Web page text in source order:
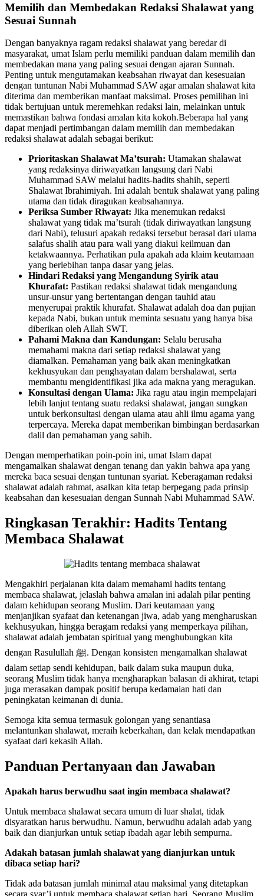
Memilih dan Membedakan Redaksi Shalawat yang
Sesuai Sunnah
Dengan banyaknya ragam redaksi shalawat yang beredar di
masyarakat, umat Islam perlu memiliki panduan dalam memilih dan
membedakan mana yang paling sesuai dengan ajaran Sunnah.
Penting untuk mengutamakan keabsahan riwayat dan kesesuaian
dengan tuntunan Nabi Muhammad SAW agar amalan shalawat kita
diterima dan memberikan manfaat maksimal. Proses pemilihan ini
tidak bertujuan untuk meremehkan redaksi lain, melainkan untuk
memastikan bahwa fondasi amalan kita kokoh.Beberapa hal yang
dapat menjadi pertimbangan dalam memilih dan membedakan
redaksi shalawat adalah sebagai berikut:
Prioritaskan Shalawat Ma’tsurah: Utamakan shalawat
yang redaksinya diriwayatkan langsung dari Nabi
Muhammad SAW melalui hadits-hadits shahih, seperti
Shalawat Ibrahimiyah. Ini adalah bentuk shalawat yang paling
utama dan tidak diragukan keabsahannya.
Periksa Sumber Riwayat: Jika menemukan redaksi
shalawat yang tidak ma’tsurah (tidak diriwayatkan langsung
dari Nabi), telusuri apakah redaksi tersebut berasal dari ulama
salafus shalih atau para wali yang diakui keilmuan dan
ketakwaannya. Perhatikan pula apakah ada klaim keutamaan
yang berlebihan tanpa dasar yang jelas.
Hindari Redaksi yang Mengandung Syirik atau
Khurafat: Pastikan redaksi shalawat tidak mengandung
unsur-unsur yang bertentangan dengan tauhid atau
menyerupai praktik khurafat. Shalawat adalah doa dan pujian
kepada Nabi, bukan untuk meminta sesuatu yang hanya bisa
diberikan oleh Allah SWT.
Pahami Makna dan Kandungan: Selalu berusaha
memahami makna dari setiap redaksi shalawat yang
diamalkan. Pemahaman yang baik akan meningkatkan
kekhusyukan dan penghayatan dalam bershalawat, serta
membantu mengidentifikasi jika ada makna yang meragukan.
Konsultasi dengan Ulama: Jika ragu atau ingin mempelajari
lebih lanjut tentang suatu redaksi shalawat, jangan sungkan
untuk berkonsultasi dengan ulama atau ahli ilmu agama yang
terpercaya. Mereka dapat memberikan bimbingan berdasarkan
dalil dan pemahaman yang sahih.
Dengan memperhatikan poin-poin ini, umat Islam dapat
mengamalkan shalawat dengan tenang dan yakin bahwa apa yang
mereka baca sesuai dengan tuntunan syariat. Keberagaman redaksi
shalawat adalah rahmat, asalkan kita tetap berpegang pada prinsip
keabsahan dan kesesuaian dengan Sunnah Nabi Muhammad SAW.
Ringkasan Terakhir: Hadits Tentang
Membaca Shalawat
Mengakhiri perjalanan kita dalam memahami hadits tentang
membaca shalawat, jelaslah bahwa amalan ini adalah pilar penting
dalam kehidupan seorang Muslim. Dari keutamaan yang
menjanjikan syafaat dan ketenangan jiwa, adab yang mengharuskan
kekhusyukan, hingga beragam redaksi yang memperkaya pilihan,
shalawat adalah jembatan spiritual yang menghubungkan kita
dengan Rasulullah ﷺ. Dengan konsisten mengamalkan shalawat
dalam setiap sendi kehidupan, baik dalam suka maupun duka,
seorang Muslim tidak hanya mengharapkan balasan di akhirat, tetapi
juga merasakan dampak positif berupa kedamaian hati dan
peningkatan keimanan di dunia.
Semoga kita semua termasuk golongan yang senantiasa
melantunkan shalawat, meraih keberkahan, dan kelak mendapatkan
syafaat dari kekasih Allah.
Panduan Pertanyaan dan Jawaban
Apakah harus berwudhu saat ingin membaca shalawat?
Untuk membaca shalawat secara umum di luar shalat, tidak
disyaratkan harus berwudhu. Namun, berwudhu adalah adab yang
baik dan dianjurkan untuk setiap ibadah agar lebih sempurna.
Adakah batasan jumlah shalawat yang dianjurkan untuk
dibaca setiap hari?
Tidak ada batasan jumlah minimal atau maksimal yang ditetapkan
secara syar’i untuk membaca shalawat setiap hari. Seorang Muslim